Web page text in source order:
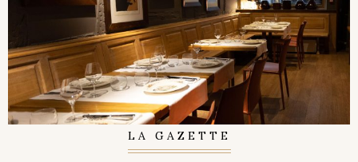
ORGANISER UN REPAS DE GROUPE À
STRASBOURG : NOS CONSEILS POUR UNE BELLE
TABLÉE
La Gazette /Privatisation & groupes
LA GAZETTE